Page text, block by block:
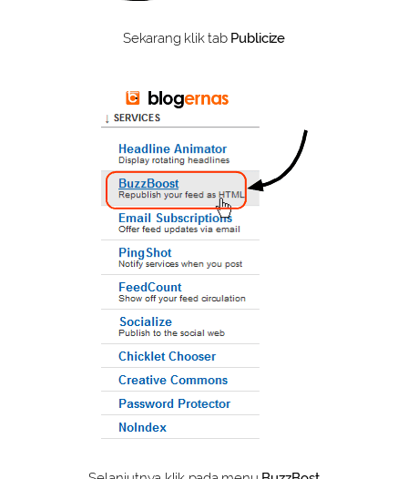
Sekarang klik tab Publicize